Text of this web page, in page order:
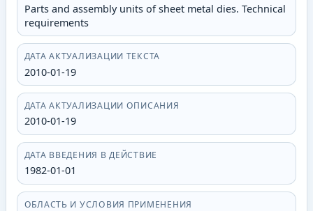
Parts and assembly units of sheet metal dies. Technical
requirements
ДАТА АКТУАЛИЗАЦИИ ТЕКСТА
2010-01-19
ДАТА АКТУАЛИЗАЦИИ ОПИСАНИЯ
2010-01-19
ДАТА ВВЕДЕНИЯ В ДЕЙСТВИЕ
1982-01-01
ОБЛАСТЬ И УСЛОВИЯ ПРИМЕНЕНИЯ